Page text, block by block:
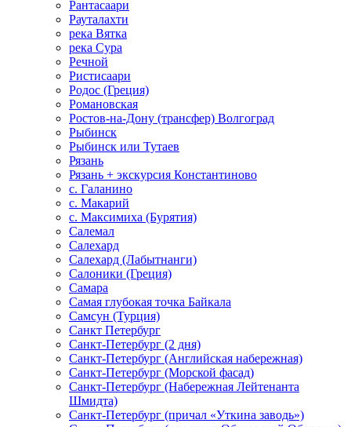
Рантасаари
Рауталахти
река Вятка
река Сура
Речной
Ристисаари
Родос (Греция)
Романовская
Ростов-на-Дону (трансфер) Волгоград
Рыбинск
Рыбинск или Тутаев
Рязань
Рязань + экскурсия Константиново
с. Галанино
с. Макарий
с. Максимиха (Бурятия)
Салемал
Салехард
Салехард (Лабытнанги)
Салоники (Греция)
Самара
Самая глубокая точка Байкала
Самсун (Турция)
Санкт Петербург
Санкт-Петербург (2 дня)
Санкт-Петербург (Английская набережная)
Санкт-Петербург (Морской фасад)
Санкт-Петербург (Набережная Лейтенанта
Шмидта)
Санкт-Петербург (причал «Уткина заводь»)